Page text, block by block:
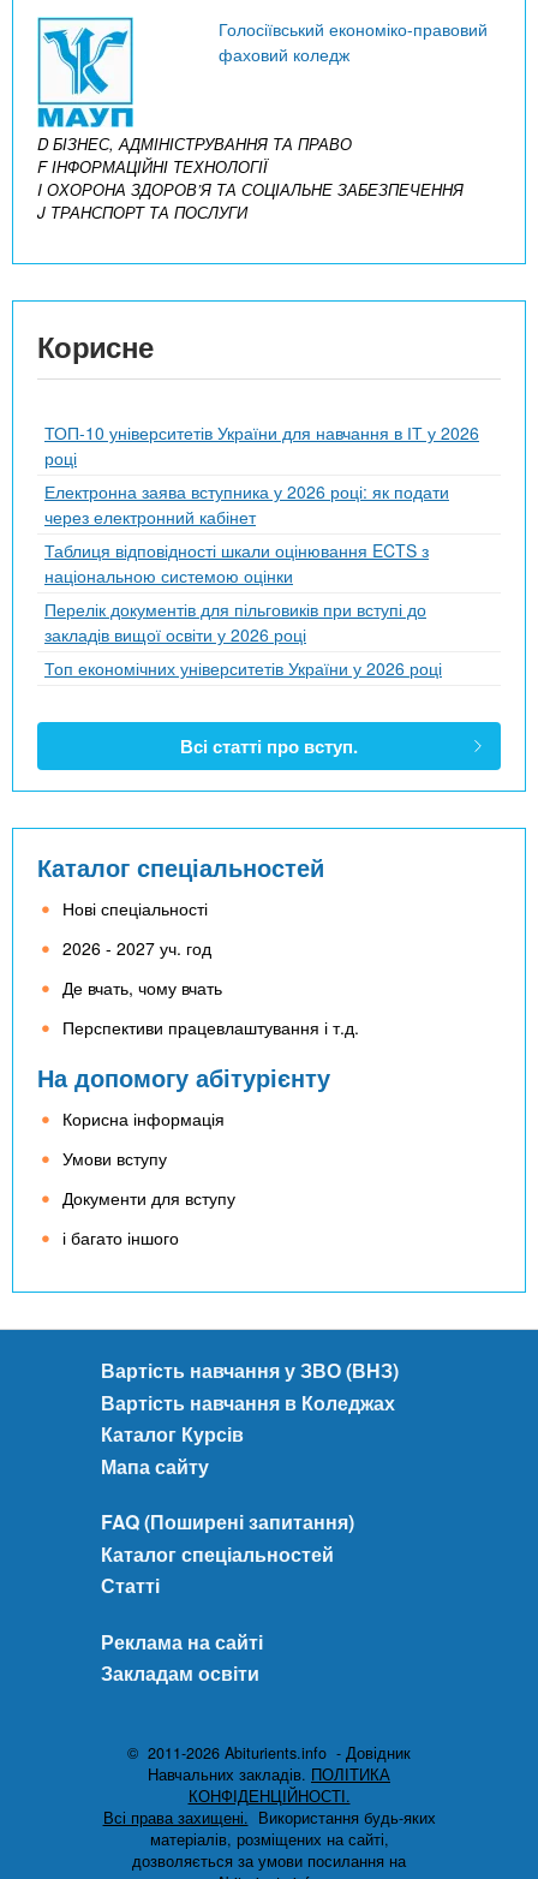
Голосіївський економіко-правовий
фаховий коледж
D БІЗНЕС, АДМІНІСТРУВАННЯ ТА ПРАВО
F ІНФОРМАЦІЙНІ ТЕХНОЛОГІЇ
I ОХОРОНА ЗДОРОВ’Я ТА СОЦІАЛЬНЕ ЗАБЕЗПЕЧЕННЯ
J ТРАНСПОРТ ТА ПОСЛУГИ
Корисне
ТОП-10 університетів України для навчання в ІТ у 2026
році
Електронна заява вступника у 2026 році: як подати
через електронний кабінет
Таблиця відповідності шкали оцінювання ECTS з
національною системою оцінки
Перелік документів для пільговиків при вступі до
закладів вищої освіти у 2026 році
Топ економічних університетів України у 2026 році
Всі статті про вступ.
Каталог спеціальностей
Нові спеціальності
2026 - 2027 уч. год
Де вчать, чому вчать
Перспективи працевлаштування і т.д.
На допомогу абітурієнту
Корисна інформація
Умови вступу
Документи для вступу
і багато іншого
Вартість навчання у ЗВО (ВНЗ)
Вартість навчання в Коледжах
Каталог Курсів
Мапа сайту
FAQ (Поширені запитання)
Каталог спеціальностей
Статті
Реклама на сайті
Закладам освіти
© 2011-2026 Abiturients.info - Довідник
Навчальних закладів. ПОЛІТИКА
КОНФІДЕНЦІЙНОСТІ.
Всі права захищені. Використання будь-яких
матеріалів, розміщених на сайті,
дозволяється за умови посилання на